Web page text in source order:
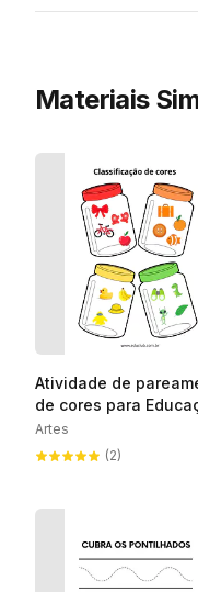
Materiais
Atividade de
de cores para
Infantil
Artes
(2)